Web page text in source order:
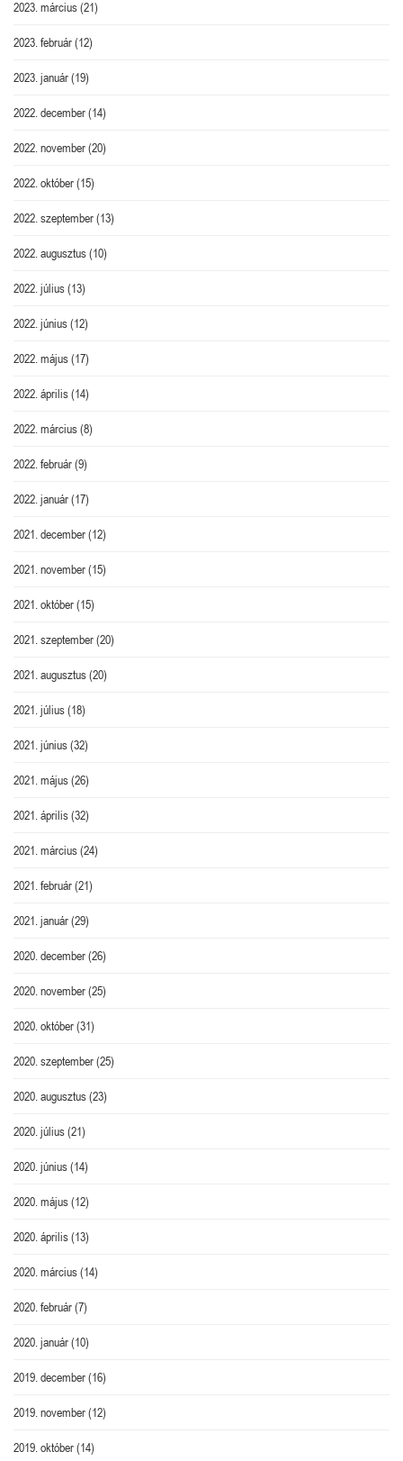
2023. március(21)
2023. február(12)
2023. január(19)
2022. december(14)
2022. november(20)
2022. október(15)
2022. szeptember(13)
2022. augusztus(10)
2022. július(13)
2022. június(12)
2022. május(17)
2022. április(14)
2022. március(8)
2022. február(9)
2022. január(17)
2021. december(12)
2021. november(15)
2021. október(15)
2021. szeptember(20)
2021. augusztus(20)
2021. július(18)
2021. június(32)
2021. május(26)
2021. április(32)
2021. március(24)
2021. február(21)
2021. január(29)
2020. december(26)
2020. november(25)
2020. október(31)
2020. szeptember(25)
2020. augusztus(23)
2020. július(21)
2020. június(14)
2020. május(12)
2020. április(13)
2020. március(14)
2020. február(7)
2020. január(10)
2019. december(16)
2019. november(12)
2019. október(14)